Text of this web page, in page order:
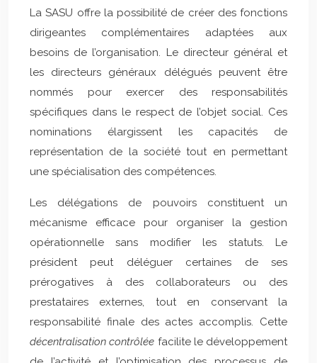
La SASU offre la possibilité de créer des fonctions
dirigeantes complémentaires adaptées aux
besoins de l’organisation. Le directeur général et
les directeurs généraux délégués peuvent être
nommés pour exercer des responsabilités
spécifiques dans le respect de l’objet social. Ces
nominations élargissent les capacités de
représentation de la société tout en permettant
une spécialisation des compétences.
Les délégations de pouvoirs constituent un
mécanisme efficace pour organiser la gestion
opérationnelle sans modifier les statuts. Le
président peut déléguer certaines de ses
prérogatives à des collaborateurs ou des
prestataires externes, tout en conservant la
responsabilité finale des actes accomplis. Cette
décentralisation contrôlée facilite le développement